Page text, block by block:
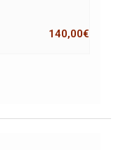
140,00€